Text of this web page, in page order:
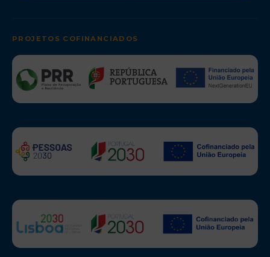
PROJETOS COFINANCIADOS